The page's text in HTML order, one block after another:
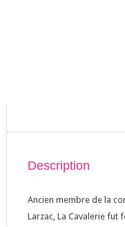
Description
Ancien membre de la
Larzac, La Cavalerie fut